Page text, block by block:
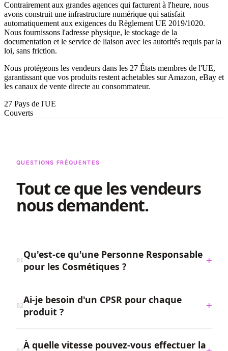
Contrairement aux grandes agences qui facturent à l'heure, nous
avons construit une infrastructure numérique qui satisfait
automatiquement aux exigences du Règlement UE 2019/1020.
Nous fournissons l'adresse physique, le stockage de la
documentation et le service de liaison avec les autorités requis par la
loi, sans friction.
Nous protégeons les vendeurs dans les 27 États membres de l'UE,
garantissant que vos produits restent achetables sur Amazon, eBay et
les canaux de vente directe au consommateur.
27 Pays de l'UE
Couverts
QUESTIONS FRÉQUENTES
Tout ce que les vendeurs
nous demandent.
01 Qu'est-ce qu'une Personne Responsable
pour les Cosmétiques ?
+
02Ai-je besoin d'un CPSR pour chaque
produit ?
+
À quelle vitesse pouvez-vous effectuer la